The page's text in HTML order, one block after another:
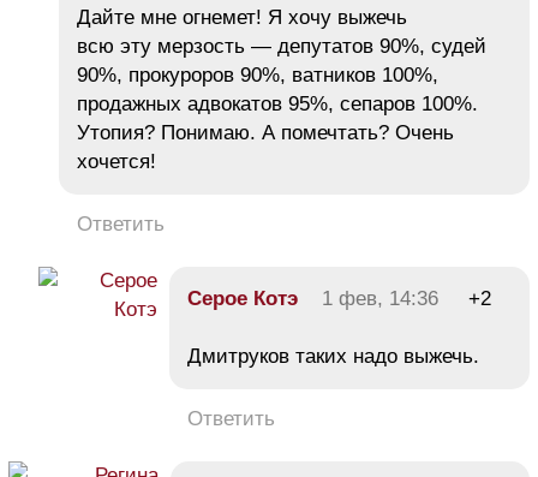
Дайте мне огнемет! Я хочу выжечь
всю эту мерзость — депутатов 90%, судей
90%, прокуроров 90%, ватников 100%,
продажных адвокатов 95%, сепаров 100%.
Утопия? Понимаю. А помечтать? Очень
хочется!
Ответить
Серое Котэ 1 фев, 14:36 +2
Дмитруков таких надо выжечь.
Ответить